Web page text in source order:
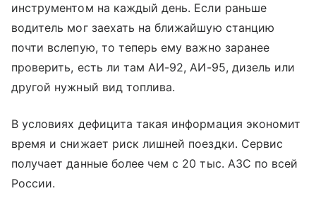
инструментом на каждый день. Если раньше
водитель мог заехать на ближайшую станцию
почти вслепую, то теперь ему важно заранее
проверить, есть ли там АИ-92, АИ-95, дизель или
другой нужный вид топлива.
В условиях дефицита такая информация экономит
время и снижает риск лишней поездки. Сервис
получает данные более чем с 20 тыс. АЗС по всей
России.